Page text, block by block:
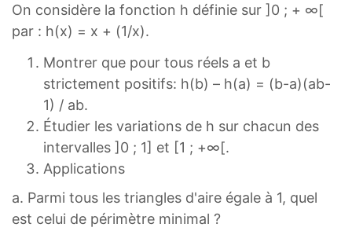
On considère la fonction h définie sur ]0 ; + ∞[
par : h(x) = x + (1/x).
Montrer que pour tous réels a et b
strictement positifs: h(b) – h(a) = (b-a)(ab-
1) / ab.
Étudier les variations de h sur chacun des
intervalles ]0 ; 1] et [1 ; +∞[.
Applications
a. Parmi tous les triangles d'aire égale à 1, quel
est celui de périmètre minimal ?